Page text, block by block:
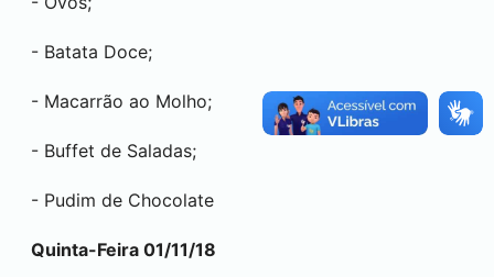
- Batata Doce;
- Macarrão ao Molho;
- Buffet de Saladas;
- Pudim de Chocolate
Quinta-Feira 01/11/18